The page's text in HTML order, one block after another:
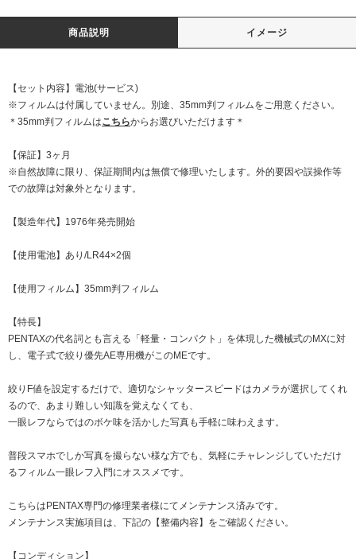
商品説明 イメージ
【セット内容】電池(サービス)
※フィルムは付属していません。別途、35mm判フィルムをご用意ください。
＊35mm判フィルムはこちらからお選びいただけます＊
【保証】3ヶ月
※自然故障に限り、保証期間内は無償で修理いたします。外的要因や誤操作等
での故障は対象外となります。
【製造年代】1976年発売開始
【使用電池】あり/LR44×2個
【使用フィルム】35mm判フィルム
【特長】
PENTAXの代名詞とも言える「軽量・コンパクト」を体現した機械式のMXに対
し、電子式で絞り優先AE専用機がこのMEです。
絞りF値を設定するだけで、適切なシャッタースピードはカメラが選択してくれ
るので、あまり難しい知識を覚えなくても、
一眼レフならではのボケ味を活かした写真も手軽に味わえます。
普段スマホでしか写真を撮らない様な方でも、気軽にチャレンジしていただけ
るフィルム一眼レフ入門にオススメです。
こちらはPENTAX専門の修理業者様にてメンテナンス済みです。
メンテナンス実施項目は、下記の【整備内容】をご確認ください。
【コンディション】